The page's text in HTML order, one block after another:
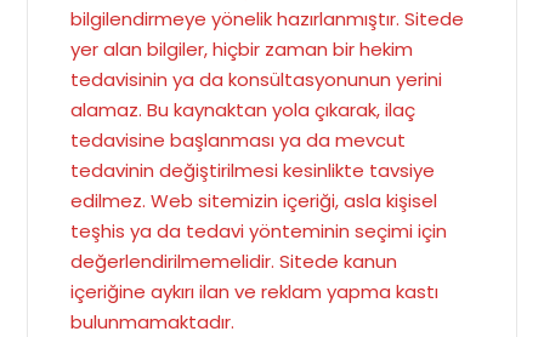
bilgilendirmeye yönelik hazırlanmıştır. Sitede
yer alan bilgiler, hiçbir zaman bir hekim
tedavisinin ya da konsültasyonunun yerini
alamaz. Bu kaynaktan yola çıkarak, ilaç
tedavisine başlanması ya da mevcut
tedavinin değiştirilmesi kesinlikte tavsiye
edilmez. Web sitemizin içeriği, asla kişisel
teşhis ya da tedavi yönteminin seçimi için
değerlendirilmemelidir. Sitede kanun
içeriğine aykırı ilan ve reklam yapma kastı
bulunmamaktadır.